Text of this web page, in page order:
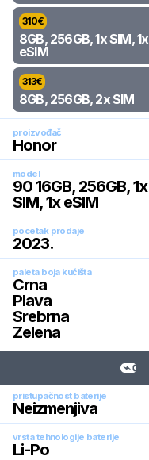
310€
8GB, 256GB, 1x SIM, 1x
eSIM
313€
8GB, 256GB, 2x SIM
proizvođač
Honor
model
90 16GB, 256GB, 1x
SIM, 1x eSIM
pocetak prodaje
2023.
paleta boja kućišta
Crna
Plava
Srebrna
Zelena
pristupačnost baterije
Neizmenjiva
vrsta tehnologije baterije
Li-Po